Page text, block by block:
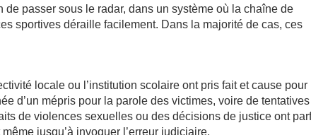
de passer sous le radar, dans un système où la chaîne de
sportives déraille facilement. Dans la majorité de cas, ces
locale ou l’institution scolaire ont pris fait et cause pour
d’un mépris pour la parole des victimes, voire de tentatives
de violences sexuelles ou des décisions de justice ont
jusqu’à invoquer l’erreur judiciaire.